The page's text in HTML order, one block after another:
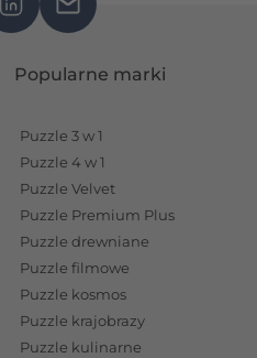
Popularne marki
Puzzle 3 w 1
Puzzle 4 w 1
Puzzle Velvet
Puzzle Premium Plus
Puzzle drewniane
Puzzle filmowe
Puzzle kosmos
Puzzle krajobrazy
Puzzle kulinarne